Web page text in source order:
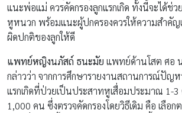
แนะพ่อแม่ ควรคัดกรองลูกแรกเกิด ทั้งนี้จะได้ช่ว
หูหนวก พร้อมแนะผู้ปกครองควรให้ความสำคัญแ
ผิดปกติของลูกให้ดี
แพทย์หญิงนภัสถ์ ธนะมัย แพทย์ด้านโสต ศอ
กล่าวว่า จากการศึกษารายงานสถานการณ์ปัญห
แรกเกิดที่ป่วยเป็นประสาทหูเสื่อมประมาณ 1-3
1,000 คน ซึ่งตรวจคัดกรองโดยวิธีเดิม คือ เลือก